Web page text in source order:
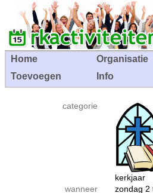
Home Organisatie
Toevoegen
Info
categorie
kerkjaar
wanneer
zondag